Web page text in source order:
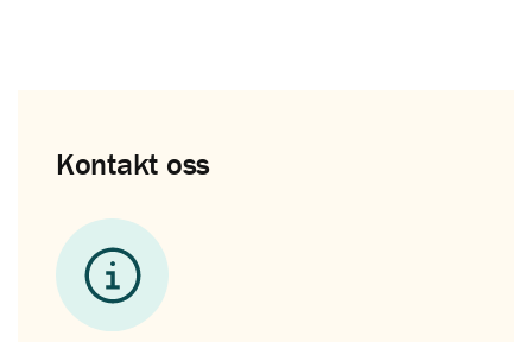
Kontakt oss